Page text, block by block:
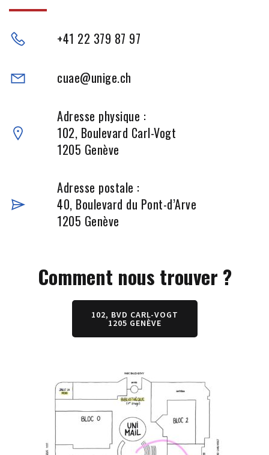
+41 22 379 87 97
cuae@unige.ch
Adresse physique :
102, Boulevard Carl-Vogt
1205 Genève
Adresse postale :
40, Boulevard du Pont-d’Arve
1205 Genève
Comment nous trouver ?
102, BVD CARL-VOGT
1205 GENÈVE